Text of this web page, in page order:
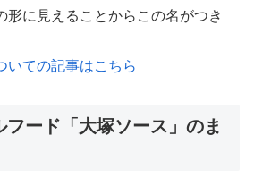
形に見えることからこの名がつき
いての記事はこちら
ード「大塚ソース」のま